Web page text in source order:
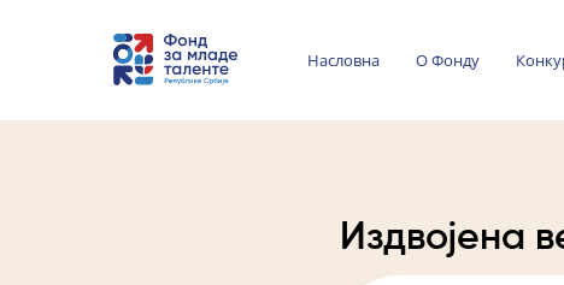
Насловна О Фонду
Издвојена